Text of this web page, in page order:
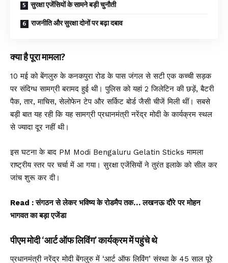
सुरक्षा एजेंसियों के सामने बड़ी चुनौती
राजनीति और सुरक्षा दोनों पर बढ़ा दबाव
क्या है पूरा मामला?
10 मई को बेंगलुरु के कनकपुरा रोड के पास जंगल से सटी एक कच्ची सड़क
पर संदिग्ध सामग्री बरामद हुई थी। पुलिस को यहां 2 जिलेटिन की छड़ें, बैटरी
पैक, तार, माचिस, सेलोफेन टेप और सर्किट बोर्ड जैसी चीजें मिली थीं। सबसे
बड़ी बात यह रही कि यह सामग्री प्रधानमंत्री नरेंद्र मोदी के कार्यक्रम स्थल
से ज्यादा दूर नहीं थी।
इस घटना के बाद PM Modi Bengaluru Gelatin Sticks मामला
राष्ट्रीय स्तर पर चर्चा में आ गया। सुरक्षा एजेंसियों ने तुरंत इलाके को सील कर
जांच शुरू कर दी।
Read :संगठन से लेकर भविष्य के रोडमैप तक… लखनऊ दौरे पर मोहन
भागवत का बड़ा एजेंडा
पीएम मोदी ‘आर्ट ऑफ लिविंग’ कार्यक्रम में पहुंचे थे
प्रधानमंत्री नरेंद्र मोदी बेंगलुरु में ‘आर्ट ऑफ लिविंग’ संस्था के 45 साल पूरे